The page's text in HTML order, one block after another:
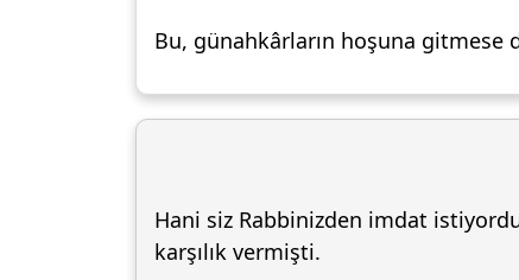
Bu, günahkârların hoşuna gitmese
Hani siz Rabbinizden imdat
karşılık vermişti.